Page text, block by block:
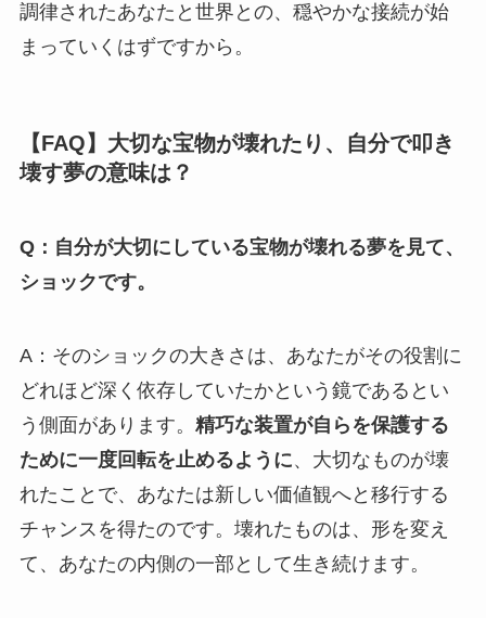
調律されたあなたと世界との、穏やかな接続が始
まっていくはずですから。
【FAQ】大切な宝物が壊れたり、自分で叩き
壊す夢の意味は？
Q：自分が大切にしている宝物が壊れる夢を見て、
ショックです。
A：そのショックの大きさは、あなたがその役割に
どれほど深く依存していたかという鏡であるとい
う側面があります。 精巧な装置が自らを保護する
ために一度回転を止めるように、大切なものが壊
れたことで、あなたは新しい価値観へと移行する
チャンスを得たのです。壊れたものは、形を変え
て、あなたの内側の一部として生き続けます。